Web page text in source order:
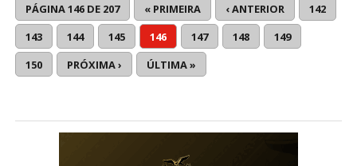
PÁGINA 146 DE 207 « PRIMEIRA ‹ ANTERIOR
142
143
144 145 146 147 148
149
150
PRÓXIMA › ÚLTIMA »